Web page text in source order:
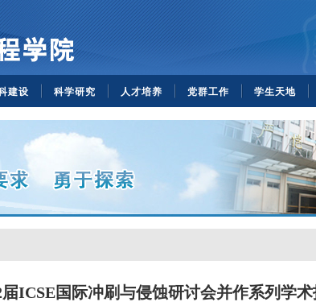
建设 科学研究 人才培养 党群工作 学生天地
ICSE国际冲刷与侵蚀研讨会并作系列学